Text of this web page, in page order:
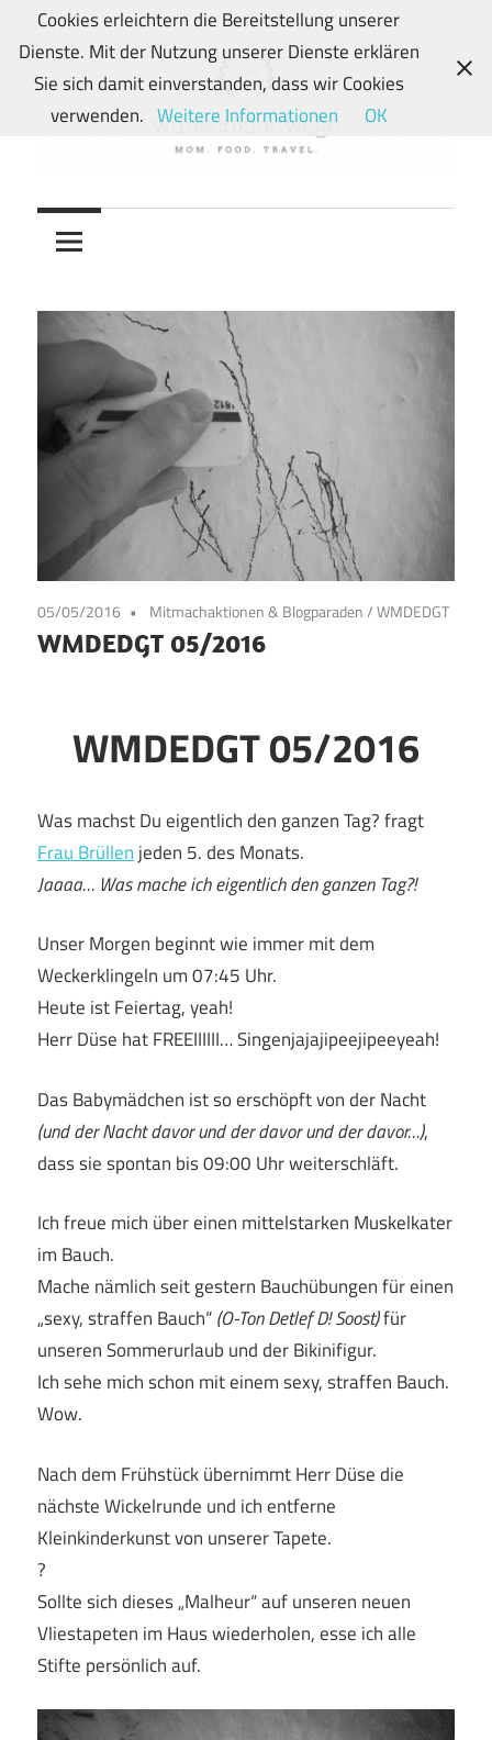
Zum
Inhalt
springen
wunschkindwege
Wunschkindern
und
Wegen:
Mein
Familien-,
Food-
und
Travelblog
05/05/2016 Mitmachaktionen & Blogparaden/WMDEDGT
WMDEDGT 05/2016
WMDEDGT 05/2016
Was machst Du eigentlich den ganzen Tag? fragt
Frau Brüllen jeden 5. des Monats.
Jaaaa… Was mache ich eigentlich den ganzen Tag?!
Unser Morgen beginnt wie immer mit dem
Weckerklingeln um 07:45 Uhr.
Heute ist Feiertag, yeah!
Herr Düse hat FREEIIIIII… Singenjajajipeejipeeyeah!
Das Babymädchen ist so erschöpft von der Nacht
(und der Nacht davor und der davor und der davor…),
dass sie spontan bis 09:00 Uhr weiterschläft.
Ich freue mich über einen mittelstarken Muskelkater
im Bauch.
Mache nämlich seit gestern Bauchübungen für einen
„sexy, straffen Bauch“(O-Ton Detlef D! Soost)für
unseren Sommerurlaub und der Bikinifigur.
Ich sehe mich schon mit einem sexy, straffen Bauch.
Wow.
Nach dem Frühstück übernimmt Herr Düse die
nächste Wickelrunde und ich entferne
Kleinkinderkunst von unserer Tapete.
?
Sollte sich dieses „Malheur“ auf unseren neuen
Vliestapeten im Haus wiederholen, esse ich alle
Stifte persönlich auf.
Cookies erleichtern die Bereitstellung unserer
Dienste. Mit der Nutzung unserer Dienste erklären
Sie sich damit einverstanden, dass wir Cookies
verwenden. Weitere Informationen OK